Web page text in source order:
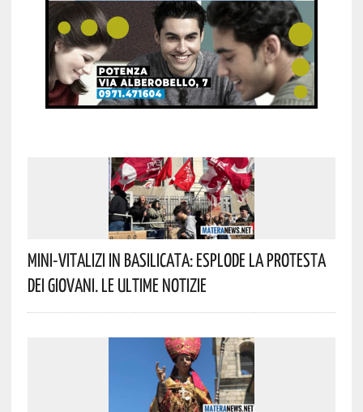
Mini-Vitalizi In Basilicata: Esplode La Protesta
Dei Giovani. Le Ultime Notizie